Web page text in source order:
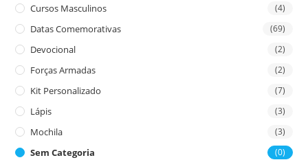
Cursos Masculinos (4)
Datas Comemorativas (69)
Devocional (2)
Forças Armadas (2)
Kit Personalizado (7)
Lápis (3)
Mochila (3)
Sem Categoria (0)